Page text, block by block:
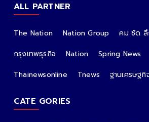
ALL PARTNER
The Nation Nation Group
คม ชัด
กรุงเทพธุรกิจ
Nation
Spring News
Thainewsonline
Tnews ฐานเศรษฐกิ
CATE GORIES